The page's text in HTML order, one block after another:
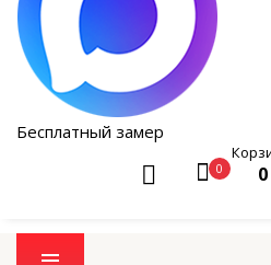
Бесплатный замер
0